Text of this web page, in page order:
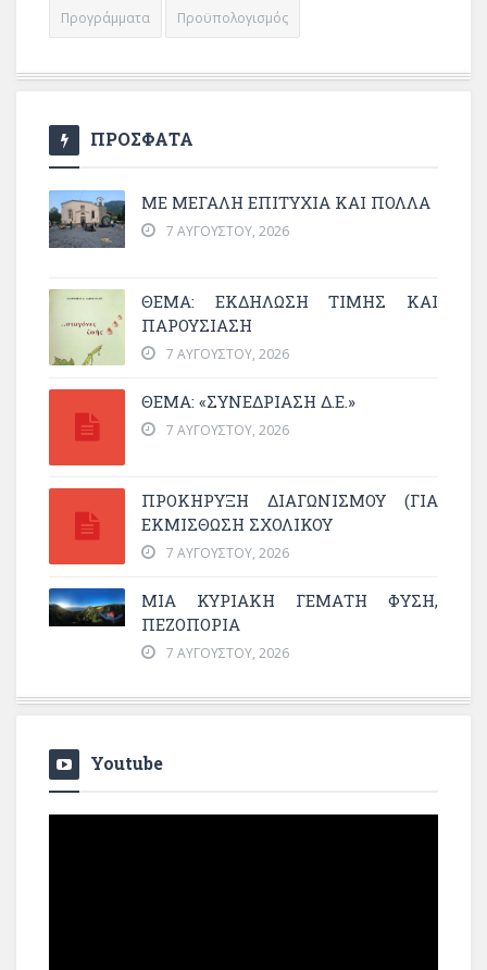
Προγράμματα Προϋπολογισμός
ΠΡΟΣΦΑΤΑ
ΜΕ ΜΕΓΆΛΗ ΕΠΙΤΥΧΊΑ ΚΑΙ ΠΟΛΛΆ
7 ΑΥΓΟΎΣΤΟΥ, 2026
ΘΈΜΑ: ΕΚΔΉΛΩΣΗ ΤΙΜΉΣ ΚΑΙ
ΠΑΡΟΥΣΊΑΣΗ
7 ΑΥΓΟΎΣΤΟΥ, 2026
ΘΕΜΑ: «ΣΥΝΕΔΡΊΑΣΗ Δ.Ε.»
7 ΑΥΓΟΎΣΤΟΥ, 2026
ΠΡΟΚΗΡΥΞΗ ΔΙΑΓΩΝΙΣΜΟΥ (ΓΙΑ
ΕΚΜΊΣΘΩΣΗ ΣΧΟΛΙΚΟΎ
7 ΑΥΓΟΎΣΤΟΥ, 2026
ΜΙΑ ΚΥΡΙΑΚΉ ΓΕΜΆΤΗ ΦΎΣΗ,
ΠΕΖΟΠΟΡΊΑ
7 ΑΥΓΟΎΣΤΟΥ, 2026
Youtube